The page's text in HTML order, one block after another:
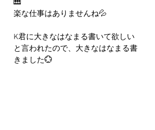
🎹
楽な仕事はありませんね💦
K君に大きなはなまる書いて欲しい
と言われたので、大きなはなまる書
きました💮